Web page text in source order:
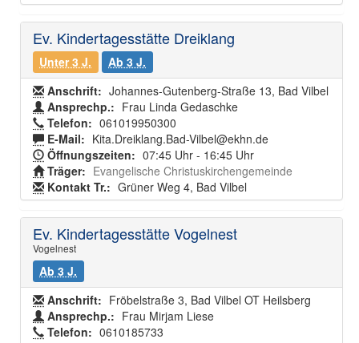
Ev. Kindertagesstätte Dreiklang
Unter 3 J.
Ab 3 J.
Anschrift: Johannes-Gutenberg-Straße 13, Bad Vilbel
Ansprechp.: Frau Linda Gedaschke
Telefon: 061019950300
E-Mail: Kita.Dreiklang.Bad-Vilbel@ekhn.de
Öffnungszeiten: 07:45 Uhr - 16:45 Uhr
Träger: Evangelische Christuskirchengemeinde
Kontakt Tr.: Grüner Weg 4, Bad Vilbel
Ev. Kindertagesstätte Vogelnest
Vogelnest
Ab 3 J.
Anschrift: Fröbelstraße 3, Bad Vilbel OT Heilsberg
Ansprechp.: Frau Mirjam Liese
Telefon: 0610185733